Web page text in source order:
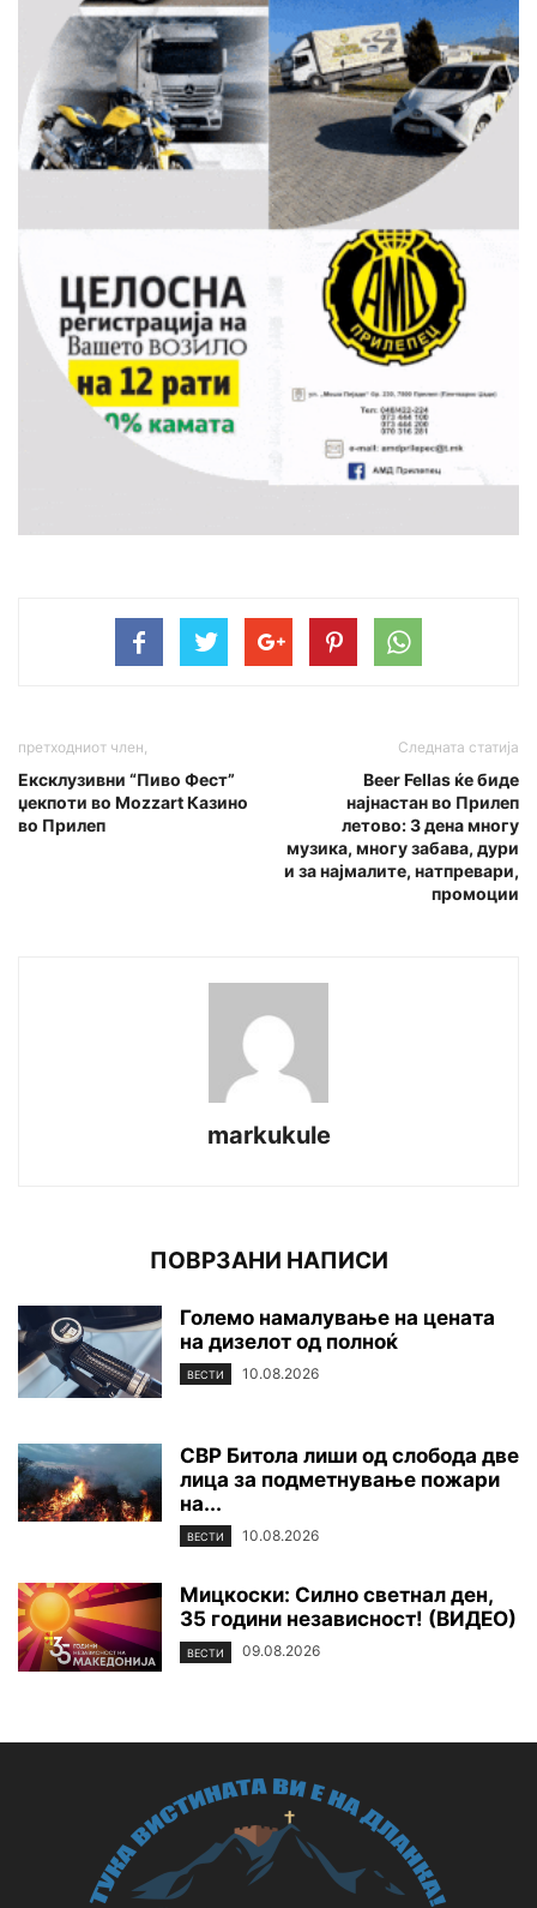
претходниот член,
Ексклузивни “Пиво Фест”
џекпоти во Mozzart Казино
во Прилеп
Следната статија
Beer Fellas ќе биде
најнастан во Прилеп
летово: 3 дена многу
музика, многу забава, дури
и за најмалите, натпревари,
промоции
markukule
ПОВРЗАНИ НАПИСИ
Големо намалување на цената
на дизелот од полноќ
ВЕСТИ 10.08.2026
СВР Битола лиши од слобода две
лица за подметнување пожари
на...
ВЕСТИ 10.08.2026
Мицкоски: Силно светнал ден,
35 години независност! (ВИДЕО)
ВЕСТИ 09.08.2026